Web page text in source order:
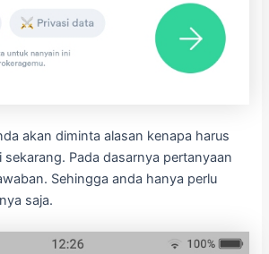
akan diminta alasan kenapa harus
sekarang. Pada dasarnya pertanyaan
Sehingga anda hanya perlu
saja.